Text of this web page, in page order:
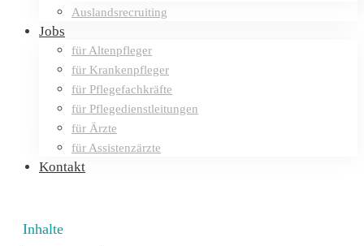
Auslandsrecruiting
Jobs
für Altenpfleger
für Krankenpfleger
für Pflegefachkräfte
für Pflegedienstleitungen
für Ärzte
für Assistenzärzte
Kontakt
Inhalte